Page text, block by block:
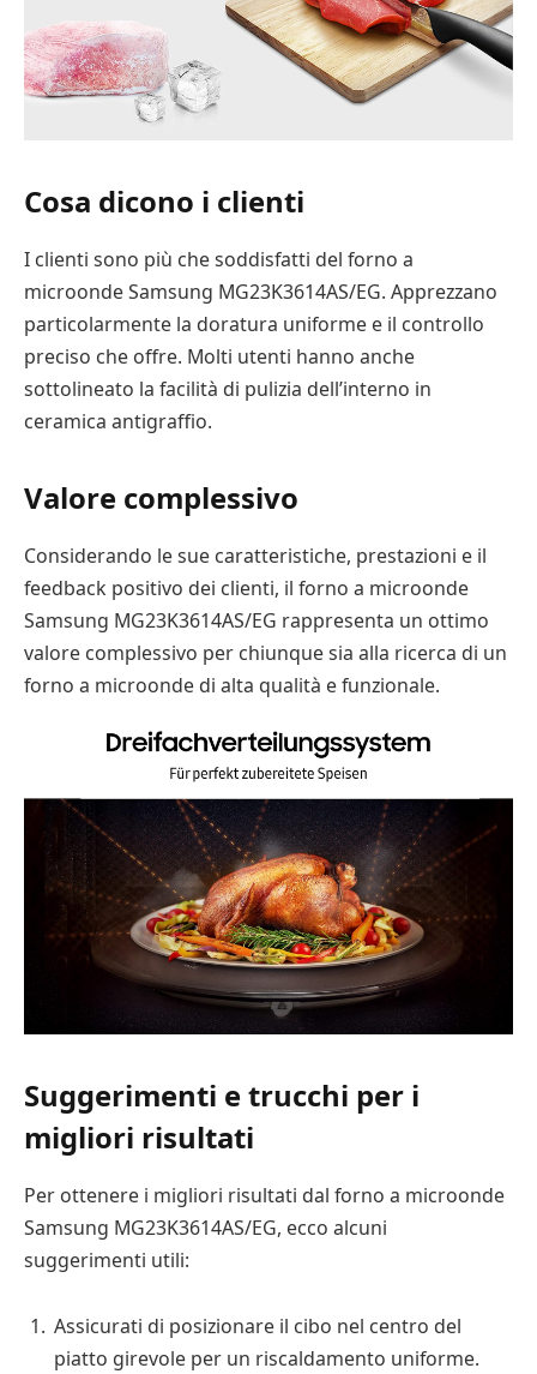
Cosa dicono i clienti
I clienti sono più che soddisfatti del forno a
microonde Samsung MG23K3614AS/EG. Apprezzano
particolarmente la doratura uniforme e il controllo
preciso che offre. Molti utenti hanno anche
sottolineato la facilità di pulizia dell’interno in
ceramica antigraffio.
Valore complessivo
Considerando le sue caratteristiche, prestazioni e il
feedback positivo dei clienti, il forno a microonde
Samsung MG23K3614AS/EG rappresenta un ottimo
valore complessivo per chiunque sia alla ricerca di un
forno a microonde di alta qualità e funzionale.
Suggerimenti e trucchi per i
migliori risultati
Per ottenere i migliori risultati dal forno a microonde
Samsung MG23K3614AS/EG, ecco alcuni
suggerimenti utili:
Assicurati di posizionare il cibo nel centro del
piatto girevole per un riscaldamento uniforme.